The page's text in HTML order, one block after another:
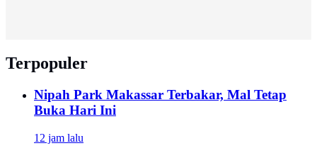
Terpopuler
Nipah Park Makassar Terbakar, Mal Tetap
Buka Hari Ini
12 jam lalu